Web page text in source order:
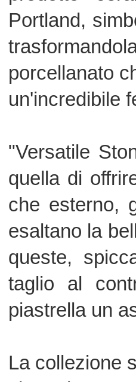
queste, spicca
taglio al contro
piastrella un
La collezione si
risultando al
dell'estetica
agli ambienti
versatilità.
Un altro punto di
esterno
combina la
piacevole al
esterno, da